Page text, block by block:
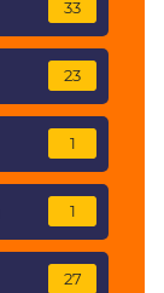
33
23
1
1
27